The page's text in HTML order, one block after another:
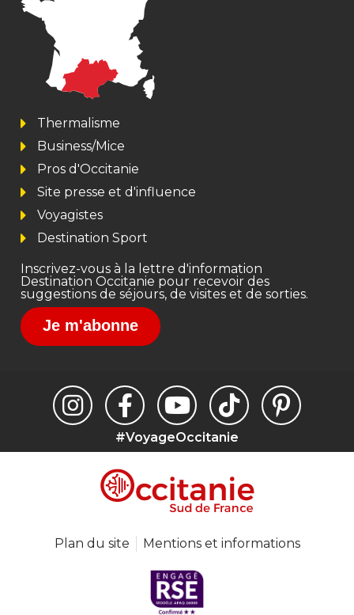
Thermalisme
Business/Mice
Pros d'Occitanie
Site presse et d'influence
Voyagistes
Destination Sport
Inscrivez-vous à la lettre d'information
Destination Occitanie pour recevoir des
suggestions de séjours, de visites et de sorties.
Je m'abonne
#VoyageOccitanie
Plan du site Mentions et informations